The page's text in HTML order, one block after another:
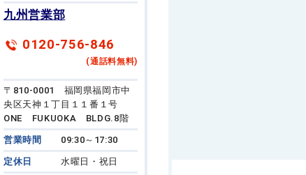
九州営業部
0120-756-846
(通話料無料)
〒810-0001 福岡県福岡市中
央区天神１丁目１１番１号
ONE FUKUOKA BLDG.8階
営業時間 09:30～17:30
定休日 水曜日・祝日